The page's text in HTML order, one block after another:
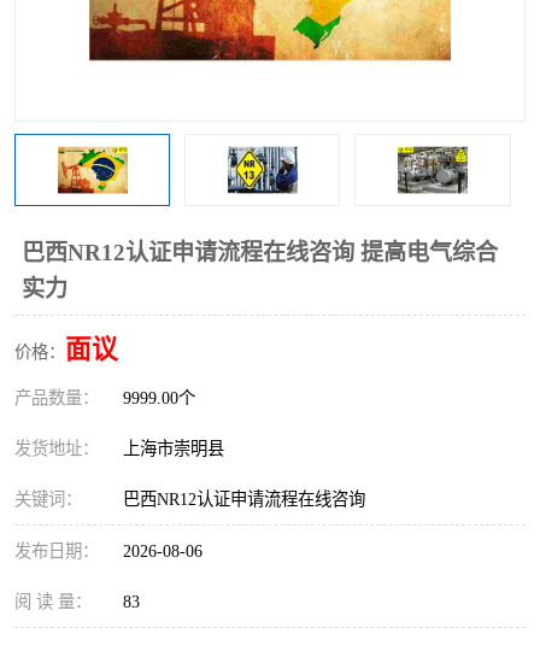
巴西NR12认证申请流程在线咨询 提高电气综合
实力
价格： 面议
产品数量： 9999.00个
发货地址： 上海市崇明县
关键词： 巴西NR12认证申请流程在线咨询
发布日期： 2026-08-06
阅 读 量： 83